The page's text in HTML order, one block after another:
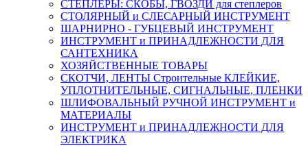
СТЕПЛЕРЫ: СКОБЫ, ГВОЗДИ для степлеров
СТОЛЯРНЫЙ и СЛЕСАРНЫЙ ИНСТРУМЕНТ
ШАРНИРНО - ГУБЦЕВЫЙ ИНСТРУМЕНТ
ИНСТРУМЕНТ и ПРИНАДЛЕЖНОСТИ ДЛЯ
САНТЕХНИКА
ХОЗЯЙСТВЕННЫЕ ТОВАРЫ
СКОТЧИ, ЛЕНТЫ Строительные КЛЕЙКИЕ,
УПЛОТНИТЕЛЬНЫЕ, СИГНАЛЬНЫЕ, ПЛЕНКИ
ШЛИФОВАЛЬНЫЙ РУЧНОЙ ИНСТРУМЕНТ и
МАТЕРИАЛЫ
ИНСТРУМЕНТ и ПРИНАДЛЕЖНОСТИ ДЛЯ
ЭЛЕКТРИКА